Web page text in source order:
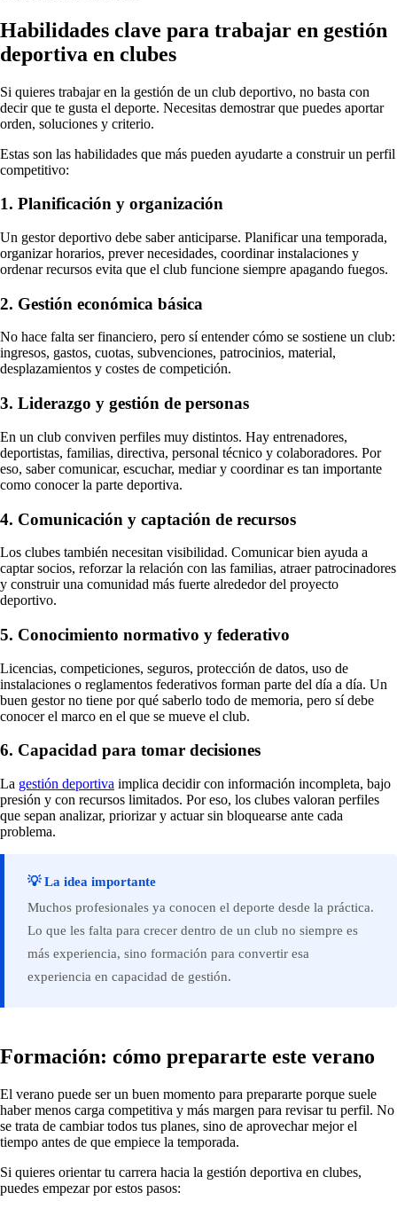
Habilidades clave para trabajar en gestión
deportiva en clubes
Si quieres trabajar en la gestión de un club deportivo, no basta con
decir que te gusta el deporte. Necesitas demostrar que puedes aportar
orden, soluciones y criterio.
Estas son las habilidades que más pueden ayudarte a construir un perfil
competitivo:
1. Planificación y organización
Un gestor deportivo debe saber anticiparse. Planificar una temporada,
organizar horarios, prever necesidades, coordinar instalaciones y
ordenar recursos evita que el club funcione siempre apagando fuegos.
2. Gestión económica básica
No hace falta ser financiero, pero sí entender cómo se sostiene un club:
ingresos, gastos, cuotas, subvenciones, patrocinios, material,
desplazamientos y costes de competición.
3. Liderazgo y gestión de personas
En un club conviven perfiles muy distintos. Hay entrenadores,
deportistas, familias, directiva, personal técnico y colaboradores. Por
eso, saber comunicar, escuchar, mediar y coordinar es tan importante
como conocer la parte deportiva.
4. Comunicación y captación de recursos
Los clubes también necesitan visibilidad. Comunicar bien ayuda a
captar socios, reforzar la relación con las familias, atraer patrocinadores
y construir una comunidad más fuerte alrededor del proyecto
deportivo.
5. Conocimiento normativo y federativo
Licencias, competiciones, seguros, protección de datos, uso de
instalaciones o reglamentos federativos forman parte del día a día. Un
buen gestor no tiene por qué saberlo todo de memoria, pero sí debe
conocer el marco en el que se mueve el club.
6. Capacidad para tomar decisiones
La gestión deportiva implica decidir con información incompleta, bajo
presión y con recursos limitados. Por eso, los clubes valoran perfiles
que sepan analizar, priorizar y actuar sin bloquearse ante cada
problema.
💡 La idea importante
Muchos profesionales ya conocen el deporte desde la práctica.
Lo que les falta para crecer dentro de un club no siempre es
más experiencia, sino formación para convertir esa
experiencia en capacidad de gestión.
Formación: cómo prepararte este verano
El verano puede ser un buen momento para prepararte porque suele
haber menos carga competitiva y más margen para revisar tu perfil. No
se trata de cambiar todos tus planes, sino de aprovechar mejor el
tiempo antes de que empiece la temporada.
Si quieres orientar tu carrera hacia la gestión deportiva en clubes,
puedes empezar por estos pasos: